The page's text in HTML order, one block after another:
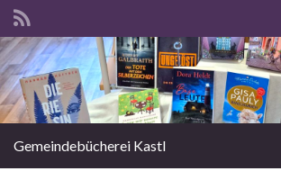
Search for:
Gemeindebücherei Kastl